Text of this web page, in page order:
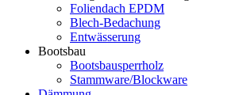
Foliendach EPDM
Blech-Bedachung
Entwässerung
Bootsbau
Bootsbausperrholz
Stammware/Blockware